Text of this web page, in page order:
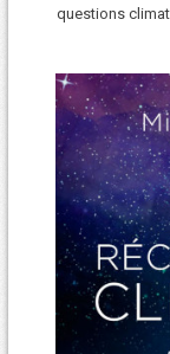
questions